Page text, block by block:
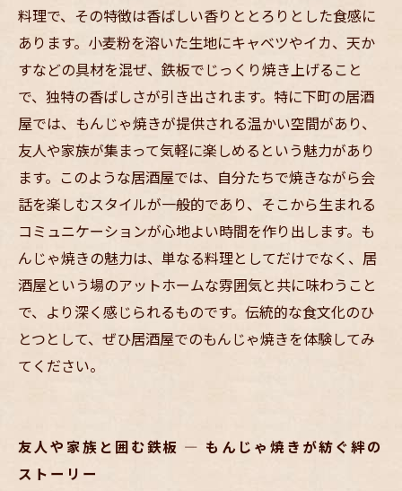
料理で、その特徴は香ばしい香りととろりとした食感に
あります。小麦粉を溶いた生地にキャベツやイカ、天か
すなどの具材を混ぜ、鉄板でじっくり焼き上げること
で、独特の香ばしさが引き出されます。特に下町の居酒
屋では、もんじゃ焼きが提供される温かい空間があり、
友人や家族が集まって気軽に楽しめるという魅力があり
ます。このような居酒屋では、自分たちで焼きながら会
話を楽しむスタイルが一般的であり、そこから生まれる
コミュニケーションが心地よい時間を作り出します。も
んじゃ焼きの魅力は、単なる料理としてだけでなく、居
酒屋という場のアットホームな雰囲気と共に味わうこと
で、より深く感じられるものです。伝統的な食文化のひ
とつとして、ぜひ居酒屋でのもんじゃ焼きを体験してみ
てください。
友人や家族と囲む鉄板 — もんじゃ焼きが紡ぐ絆の
ストーリー